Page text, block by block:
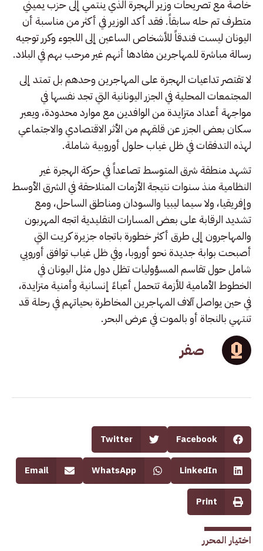
خاصة مع تصريحات وزير الهجرة الذي ينتمي إلى حزب يميني
متطرف تم حله سابقاً. فقد أكد الوزير في أكثر من مناسبة أن
اليونان ليست فندقاً للأشخاص الساعين إلى اللجوء وكرر توجيه
رسالة مباشرة للمهاجرين مفادها أنهم غير مرحب بهم في البلاد.
لا تقتصر تداعيات الهجرة على المهاجرين وحدهم بل تمتد إلى
المجتمعات المحلية في الجزر اليونانية التي تجد نفسها في
مواجهة أعداد متزايدة من الوافدين مع موارد محدودة، ويعبر
سكان بعض الجزر عن قلقهم من الأثر الاقتصادي والاجتماعي
لهذه التدفقات في ظل غياب حلول أوروبية شاملة.
تشهد منطقة شرق المتوسط تصاعداً في حركة الهجرة غير
النظامية منذ سنوات نتيجة الأزمات المتلاحقة في الشرق الأوسط
وإفريقيا، ولا سيما ليبيا والسودان ومناطق الساحل، ومع
تشديد الرقابة على بعض المسارات التقليدية اتجه المهربون
والمهاجرون إلى طرق أكثر خطورة باتجاه جزيرة كريت التي
أصبحت بوابة جديدة نحو أوروبا، وفي ظل غياب توافق أوروبي
شامل حول تقاسم المسؤوليات تظل دول مثل اليونان في
الخطوط الأمامية للأزمة تتحمل أعباءً إنسانية وأمنية متزايدة،
في حين يواصل آلاف المهاجرين المخاطرة بحياتهم في رحلة قد
تنتهي بالنجاة أو بالموت في عرض البحر.
صفر
Facebook
Twitter
LinkedIn
WhatsApp
Email
Print
اختيار المحرر